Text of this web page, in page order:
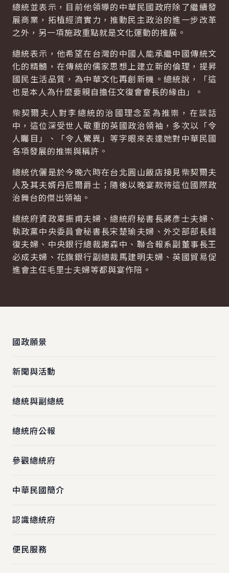
總統並表示，目前他領導的中華民國政府除了繼續發
展商業，拓植經濟實力，推動民主政治的進一步改革
之外，另一項施政重點就是文化運動的推展。
總統表示，他希望在台灣的中國人能承繼中國傳統文
化的精髓，在傳統的儒家思想上建立新的倫理，提昇
國民生活品質，為中華文化再創新機。總統說，「這
也是本人為什麼要親自擔任文復會會長的緣由」。
柴契爾夫人對李總統的治國理念至為推崇，在談話
中，這位深受世人敬重的英國政治領袖，多次以「令
人矚目」、「令人驚異」等字眼來表達她對中華民國
各項發展的推崇與稱許。
總統伉儷是於今晚六時在台北圓山飯店接見柴契爾夫
人及其夫婿丹尼爾爵士；隨後以晚宴款待這位國際政
治舞台的傑出領袖。
總統府資政辜振甫夫婦、總統府秘書長蔣彥士夫婦、
執政黨中央委員會秘書長宋楚瑜夫婦、外交部部長錢
復夫婦、中央銀行總裁謝森中、聯合報系副董事長王
必成夫婦、花旗銀行副總裁馬建明夫婦、英國貿易促
進會主任毛里士夫婦等都與宴作陪。
國政願景
新聞與活動
總統與副總統
總統府公報
參觀總統府
中華民國簡介
認識總統府
便民服務